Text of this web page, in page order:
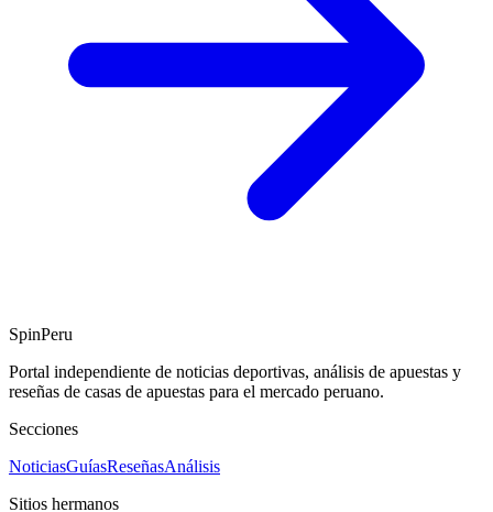
SpinPeru
Portal independiente de noticias deportivas, análisis de apuestas y
reseñas de casas de apuestas para el mercado peruano.
Secciones
NoticiasGuíasReseñasAnálisis
Sitios hermanos